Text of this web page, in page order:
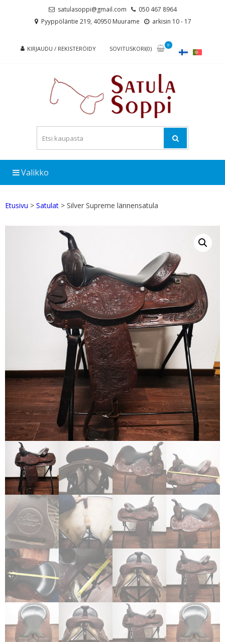
satulasoppi@gmail.com
050 467 8964
Pyyppöläntie 219, 40950 Muurame
arkisin 10 - 17
KIRJAUDU / REKISTERÖIDY SOVITUSKORI(0)
0
Valikko
Etusivu > Satulat > Silver Supreme lännensatula